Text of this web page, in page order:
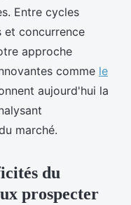
Entre cycles
et concurrence
approche
comme le
aujourd'hui la
marché.
du
prospecter